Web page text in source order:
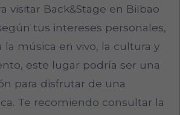
visitar Back&Stage en Bilbao
tus intereses personales,
la música en vivo, la cultura y
este lugar podría ser una
para disfrutar de una
Te recomiendo consultar la